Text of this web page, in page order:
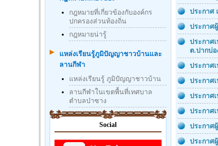
กฎหมายที่เกี่ยวข้องกับองค์กร
ปกครองส่วนท้องถิ่น
กฎหมายน่ารู้
แหล่งเรียนรู้ภูมิปัญญาชาวบ้านและ
ลานกีฬา
แหล่งเรียนรู้ ภูมิปัญญาชาวบ้าน
ลานกีฬาในเขตพื้นที่เทศบาล
ตำบลป่าซาง
Social
ประกาศ
ประกาศ
ประกาศ
ต.ปากบ่อ
ประกาศ
ประกาศ
ประกาศ
ประกาศ
ประกาศ
ประกาศ